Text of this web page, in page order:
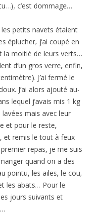
c’est dommage…
petits navets étaient
éplucher, j’ai coupé en
la moitié de leurs verts…
d’un gros verre, enfin,
J’ai fermé le
J’ai alors ajouté au-
lequel j’avais mis 1 kg
mais avec leur
et pour le reste,
et remis le tout à feux
repas, je me suis
quand on a des
pointu, les ailes, le cou,
les abats… Pour le
jours suivants et